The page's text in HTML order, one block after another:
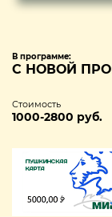
В программе:
С НОВОЙ
Стоимость
1000-2800 руб.